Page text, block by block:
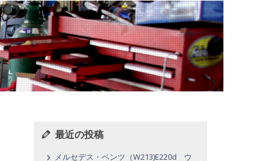
最近の投稿
メルセデス・ベンツ（W213)E220d ウ